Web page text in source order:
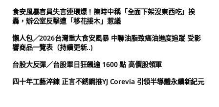
食安風暴官員失言連環爆！陳時中稱「全面下架沒東西吃」挨
轟，辦公室反擊遭「移花接木」惹議
懶人包／2026台灣重大食安風暴 中聯油脂致癌油進度追蹤 受影
響商品一覽表（持續更新..)
台股大反彈／台股單日狂飆逾 1600 點 高價股領軍
四十年工藝淬鍊 正言不銹鋼推YJ Corevia 引領半導體永續新紀元